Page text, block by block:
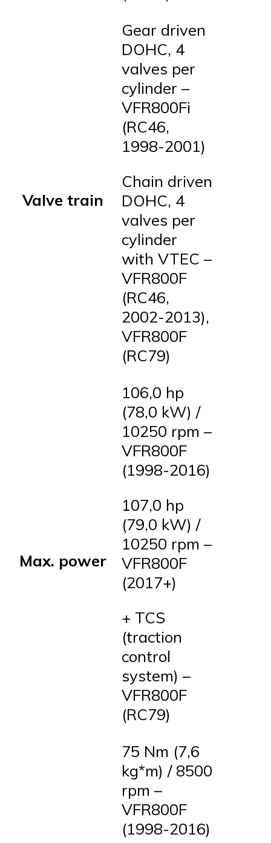
Valve train
Gear driven
DOHC, 4
valves per
cylinder –
VFR800Fi
(RC46,
1998-2001)
Chain driven
DOHC, 4
valves per
cylinder
with VTEC –
VFR800F
(RC46,
2002-2013),
VFR800F
(RC79)
Max. power
106,0 hp
(78,0 kW) /
10250 rpm –
VFR800F
(1998-2016)
107,0 hp
(79,0 kW) /
10250 rpm –
VFR800F
(2017+)
+ TCS
(traction
control
system) –
VFR800F
(RC79)
75 Nm (7,6
kg*m) / 8500
rpm –
VFR800F
(1998-2016)